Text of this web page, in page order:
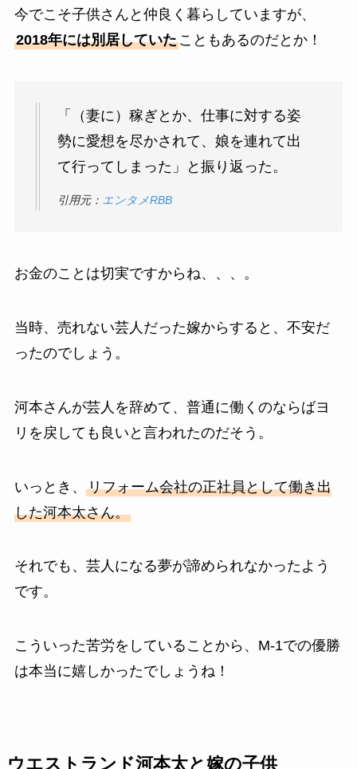
今でこそ子供さんと仲良く暮らしていますが、
2018年には別居していたこともあるのだとか！
「（妻に）稼ぎとか、仕事に対する姿
勢に愛想を尽かされて、娘を連れて出
て行ってしまった」と振り返った。
引用元： エンタメRBB
お金のことは切実ですからね、、、。
当時、売れない芸人だった嫁からすると、不安だ
ったのでしょう。
河本さんが芸人を辞めて、普通に働くのならばヨ
リを戻しても良いと言われたのだそう。
いっとき、 リフォーム会社の正社員として働き出
した河本太さん。
それでも、芸人になる夢が諦められなかったよう
です。
こういった苦労をしていることから、M-1での優勝
は本当に嬉しかったでしょうね！
ウエストランド河本太と嫁の子供